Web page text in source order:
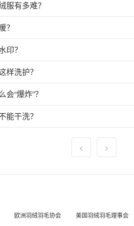
服有多难？
？
印？
样洗护？
“爆炸”？
能干洗？
< >
欧洲羽绒羽毛协会 美国羽绒羽毛理事会